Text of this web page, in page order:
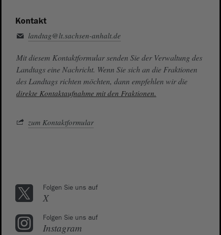
Kontakt
landtag@lt.sachsen-anhalt.de
Mit diesem Kontaktformular senden Sie der Verwaltung des
Landtags eine Nachricht. Wenn Sie sich an die Fraktionen
des Landtags richten möchten, dann empfehlen wir die
direkte Kontaktaufnahme mit den Fraktionen.
zum Kontaktformular
Folgen Sie uns auf
X
Folgen Sie uns auf
Instagram